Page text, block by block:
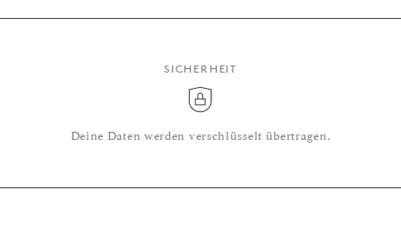
SICHERHEIT
Deine Daten werden verschlüsselt übertragen.